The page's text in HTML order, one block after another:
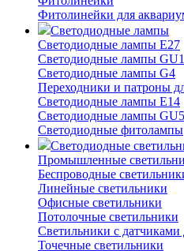
Фитолинейки для
Светодиодные лампы
Светодиодные лампы E27
Светодиодные лампы
Светодиодные лампы G4
Переходники и патроны
Светодиодные лампы E14
Светодиодные лампы
Светодиодные фитолампы
Светодиодные
Промышленные
Беспроводные
Линейные светильники
Офисные светильники
Потолочные светильники
Светильники с датчиками
Точечные светильники